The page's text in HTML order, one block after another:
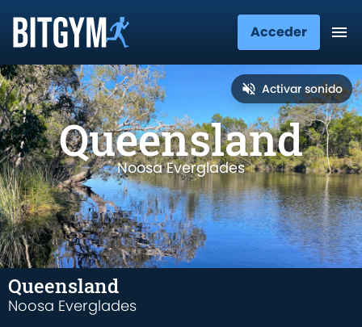
Acceder
Activar sonido
Queensland
Noosa Everglades
Queensland
Noosa Everglades